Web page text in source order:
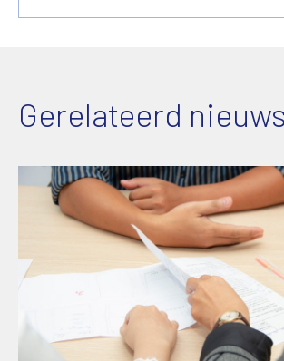
Gerelateerd nieuws